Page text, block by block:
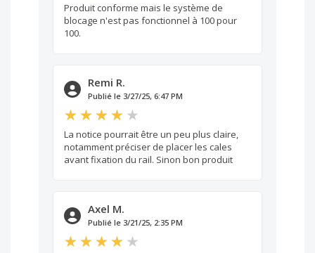
Produit conforme mais le système de
blocage n'est pas fonctionnel à 100 pour
100.
Remi R.
Publié le 3/27/25, 6:47 PM
La notice pourrait être un peu plus claire,
notamment préciser de placer les cales
avant fixation du rail. Sinon bon produit
Axel M.
Publié le 3/21/25, 2:35 PM